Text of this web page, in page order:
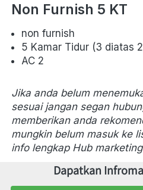
Non Furnish 5 KT
non furnish
5 Kamar Tidur (3 diatas
AC 2
Jika anda belum
sesuai jangan segan
memberikan anda
mungkin belum masuk ke
info lengkap Hub marketing
Dapatkan